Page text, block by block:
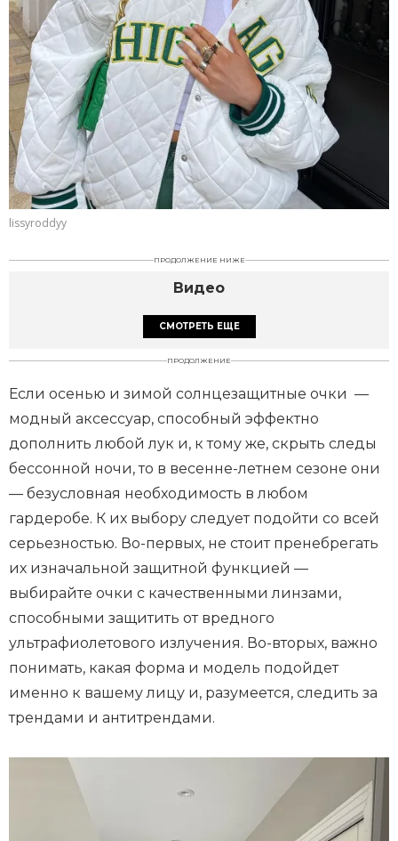
lissyroddyy
ПРОДОЛЖЕНИЕ НИЖЕ
Видео
СМОТРЕТЬ ЕЩЕ
ПРОДОЛЖЕНИЕ
Если осенью и зимой солнцезащитные очки —
модный аксессуар, способный эффектно
дополнить любой лук и, к тому же, скрыть следы
бессонной ночи, то в весенне-летнем сезоне они
— безусловная необходимость в любом
гардеробе. К их выбору следует подойти со всей
серьезностью. Во-первых, не стоит пренебрегать
их изначальной защитной функцией —
выбирайте очки с качественными линзами,
способными защитить от вредного
ультрафиолетового излучения. Во-вторых, важно
понимать, какая форма и модель подойдет
именно к вашему лицу и, разумеется, следить за
трендами и антитрендами.